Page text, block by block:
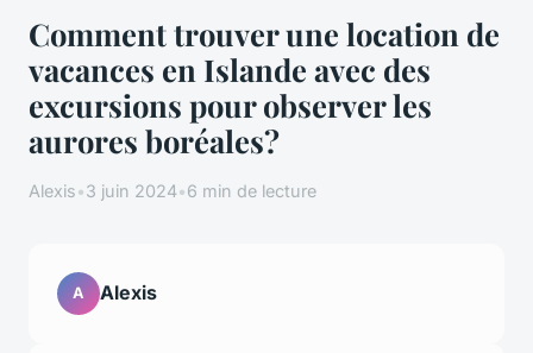
Comment trouver une location de
vacances en Islande avec des
excursions pour observer les
aurores boréales?
Alexis•3 juin 2024•6 min de lecture
A Alexis